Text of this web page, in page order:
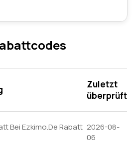
Zuletzt
überprüft
Bei Ezkimo.De Rabatt 2026-08-
06